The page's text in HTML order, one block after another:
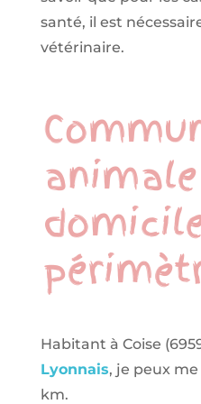
santé, il est
vétérinaire.
Habitant à Coise
Lyonnais, je peux me
km.